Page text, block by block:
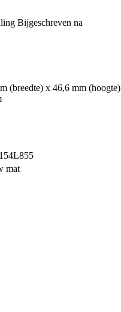
Bijgeschreven na
(breedte) x 46,6 mm (hoogte)
mat